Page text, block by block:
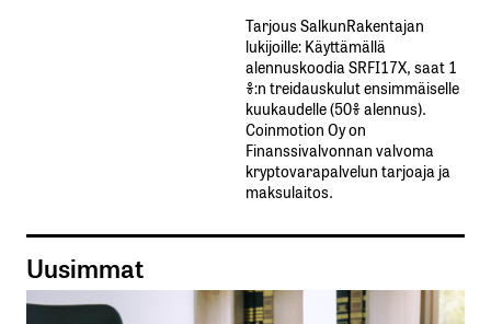
Tarjous SalkunRakentajan
lukijoille: Käyttämällä​ ​
alennuskoodia​ ​SRFI17X,​ ​saat​ ​1
%:n treidauskulut​ ​ensimmäiselle​ ​
kuukaudelle​ ​(50%​ ​alennus).
Coinmotion Oy on
Finanssivalvonnan valvoma
kryptovarapalvelun tarjoaja ja
maksulaitos.
Uusimmat